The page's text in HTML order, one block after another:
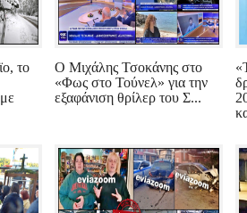
το
Ο Μιχάλης Τσοκάνης στο
«Φως στο Τούνελ» για την
εξαφάνιση θρίλερ του Σ...